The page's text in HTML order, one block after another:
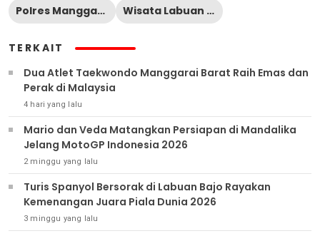
Polres Manggarai Barat
Wisata Labuan Bajo
TERKAIT
Dua Atlet Taekwondo Manggarai Barat Raih Emas dan
Perak di Malaysia
4 hari yang lalu
Mario dan Veda Matangkan Persiapan di Mandalika
Jelang MotoGP Indonesia 2026
2 minggu yang lalu
Turis Spanyol Bersorak di Labuan Bajo Rayakan
Kemenangan Juara Piala Dunia 2026
3 minggu yang lalu